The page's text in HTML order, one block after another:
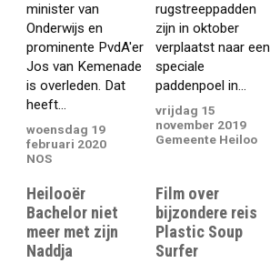
minister van
Onderwijs en
prominente PvdA'er
Jos van Kemenade
is overleden. Dat
heeft...
woensdag 19
februari 2020
NOS
rugstreeppadden
zijn in oktober
verplaatst naar een
speciale
paddenpoel in...
vrijdag 15
november 2019
Gemeente Heiloo
Heilooër
Bachelor niet
meer met zijn
Naddja
Film over
bijzondere reis
Plastic Soup
Surfer